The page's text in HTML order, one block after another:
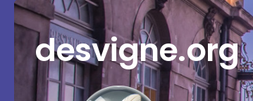
Skip to content
desvigne.org